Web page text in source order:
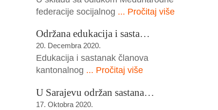
federacije socijalnog ... Pročitaj više
Održana edukacija i sasta…
20. Decembra 2020.
Edukacija i sastanak članova
kantonalnog ... Pročitaj više
U Sarajevu održan sastana…
17. Oktobra 2020.